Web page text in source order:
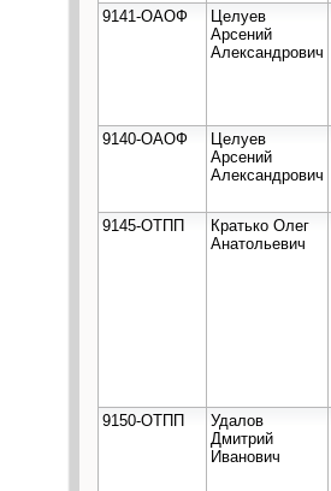
9141-ОАОФ
Целуев
Арсений
Александрович
9140-ОАОФ
Целуев
Арсений
Александрович
9145-ОТПП
Кратько Олег
Анатольевич
9150-ОТПП
Удалов
Дмитрий
Иванович